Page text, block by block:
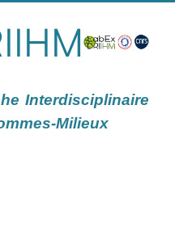
Interdisciplinaire
Milieux